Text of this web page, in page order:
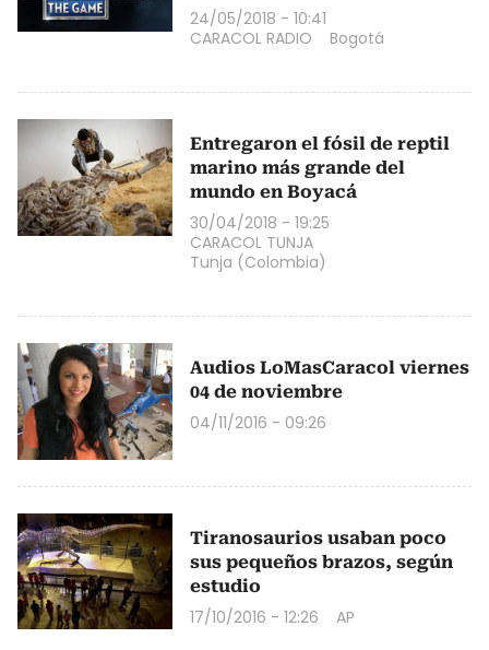
24/05/2018 - 10:41
CARACOL RADIO
Bogotá
Entregaron el fósil de reptil
marino más grande del
mundo en Boyacá
30/04/2018 - 19:25
CARACOL TUNJA
Tunja (Colombia)
Audios LoMasCaracol viernes
04 de noviembre
04/11/2016 - 09:26
Tiranosaurios usaban poco
sus pequeños brazos, según
estudio
17/10/2016 - 12:26 AP